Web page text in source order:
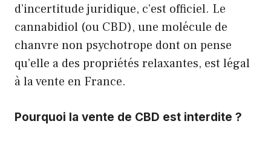
d’incertitude juridique, c’est officiel. Le
cannabidiol (ou CBD), une molécule de
chanvre non psychotrope dont on pense
qu’elle a des propriétés relaxantes, est légal
à la vente en France.
Pourquoi la vente de CBD est interdite ?